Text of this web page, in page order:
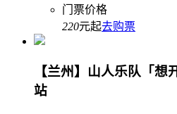
门票价格
220元起去购票
【兰州】山人乐队「想
站